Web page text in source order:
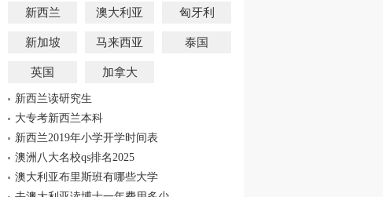
新西兰 澳大利亚 匈牙利
新加坡 马来西亚 泰国
英国 加拿大
新西兰读研究生
大专考新西兰本科
新西兰2019年小学开学时间表
澳洲八大名校qs排名2025
澳大利亚布里斯班有哪些大学